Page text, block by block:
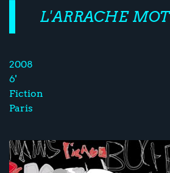
L'ARRACHE MOT
2008
6'
Fiction
Paris